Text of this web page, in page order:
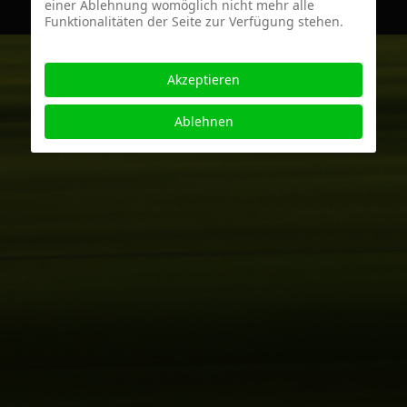
einer Ablehnung womöglich nicht mehr alle
Funktionalitäten der Seite zur Verfügung stehen.
Akzeptieren
Ablehnen